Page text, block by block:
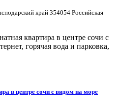
край 354054 Российская
квартира в центре сочи с
горячая вода и парковка,
в центре сочи с видом на море